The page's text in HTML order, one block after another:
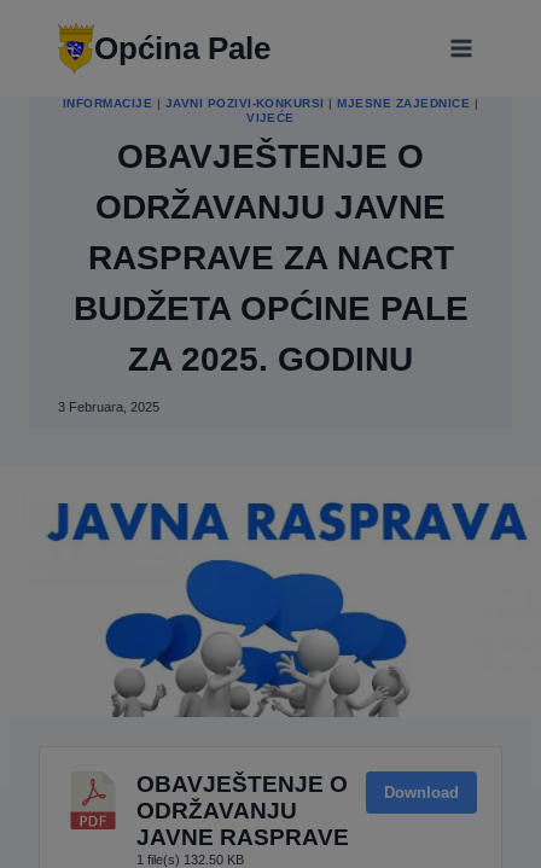
Općina Pale
INFORMACIJE | JAVNI POZIVI-KONKURSI |MJESNE ZAJEDNICE |
VIJEĆE
OBAVJEŠTENJE O
ODRŽAVANJU JAVNE
RASPRAVE ZA NACRT
BUDŽETA OPĆINE PALE
ZA 2025. GODINU
3 Februara, 2025
OBAVJEŠTENJE O
ODRŽAVANJU
JAVNE RASPRAVE
1 file(s) 132.50 KB
Download